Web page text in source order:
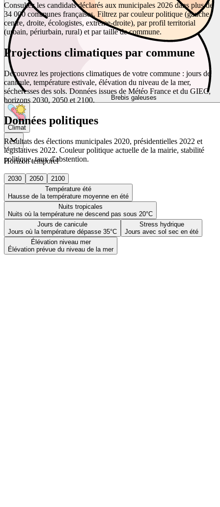
Brebis galeuses
Climat
Horizon temporel
2030 2050
2100
Température été
Hausse de la température moyenne en été
Nuits tropicales
Nuits où la température ne descend pas sous 20°C
Jours de canicule
Jours où la température dépasse 35°C
Stress hydrique
Jours avec sol sec en été
Élévation niveau mer
Élévation prévue du niveau de la mer
Consultez les candidats déclarés aux municipales 2026 dans plus de
34 000 communes françaises. Filtrez par couleur politique (gauche,
centre, droite, écologistes, extrême-droite), par profil territorial
(urbain, périurbain, rural) et par taille de commune.
Projections climatiques par commune
Découvrez les projections climatiques de votre commune : jours de
canicule, température estivale, élévation du niveau de la mer,
sécheresses des sols. Données issues de Météo France et du GIEC,
horizons 2030, 2050 et 2100.
Données politiques
Résultats des élections municipales 2020, présidentielles 2022 et
législatives 2022. Couleur politique actuelle de la mairie, stabilité
politique, taux d'abstention.